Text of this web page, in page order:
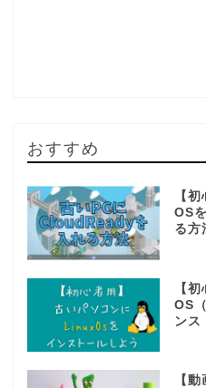
おすすめ
【
OS
る方
【
OS
ン
【